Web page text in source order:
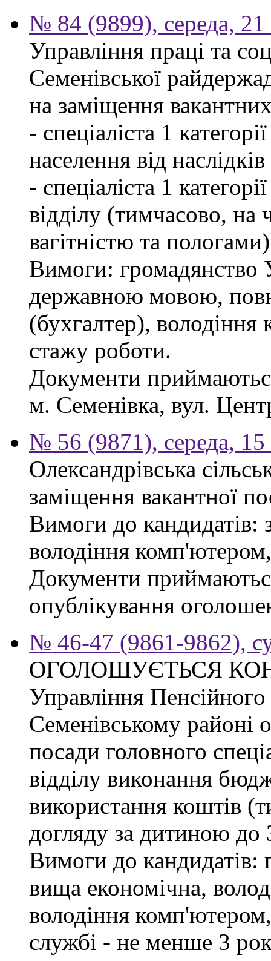
№ 84 (9899), середа,
Управління праці та
Семенівської
на заміщення
- спеціаліста 1
населення від
- спеціаліста 1
відділу (тимчасово, на
вагітністю та
Вимоги: громадянство
державною мовою,
(бухгалтер),
стажу роботи.
Документи
м. Семенівка, вул.
№ 56 (9871), середа,
Олександрівська
заміщення вакантної
Вимоги до кандидатів:
володіння комп'ютером,
Документи
опублікування
№ 46-47 (9861-9862),
ОГОЛОШУЄТЬСЯ
Управління
Семенівському районі
посади головного
відділу виконання
використання коштів
догляду за дитиною до
Вимоги до кандидатів:
вища економічна,
володіння
службі - не менше 3